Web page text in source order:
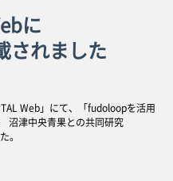
に
されました
Web」にて、「fudoloopを活用
沼津中央青果との共同研究
。